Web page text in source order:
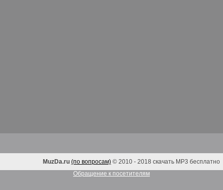
MuzDa.ru (по вопросам) © 2010 - 2018 скачать MP3 бесплатно
Обращение к посетителям